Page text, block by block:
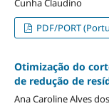
Cunha Claudino
PDF/PORT
Otimização do
de redução de
Ana Caroline Alves